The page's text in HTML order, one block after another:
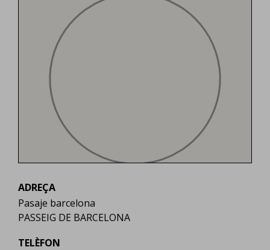
ADREÇA
Pasaje barcelona
PASSEIG DE BARCELONA
TELÈFON